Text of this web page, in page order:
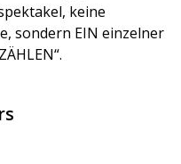
keine
sondern EIN einzelner